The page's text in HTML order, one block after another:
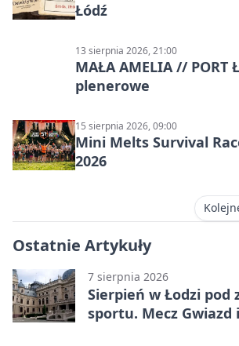
Łódź
13 sierpnia 2026, 21:00
MAŁA AMELIA // PORT
plenerowe
15 sierpnia 2026, 09:00
Mini Melts Survival
2026
Ostatnie Artykuły
7 sierpnia 2026
Sierpień w Łodzi pod
sportu. Mecz Gwiazd